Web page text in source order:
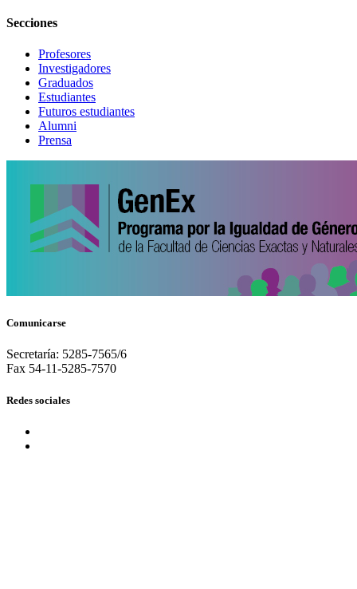
Secciones
Profesores
Investigadores
Graduados
Estudiantes
Futuros estudiantes
Alumni
Prensa
Comunicarse
Secretaría: 5285-7565/6
Fax 54-11-5285-7570
Redes sociales